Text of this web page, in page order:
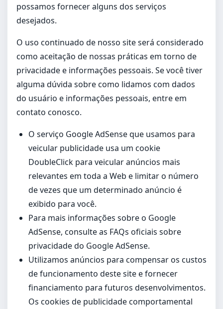
possamos fornecer alguns dos serviços
desejados.
O uso continuado de nosso site será considerado
como aceitação de nossas práticas em torno de
privacidade e informações pessoais. Se você tiver
alguma dúvida sobre como lidamos com dados
do usuário e informações pessoais, entre em
contato conosco.
O serviço Google AdSense que usamos para
veicular publicidade usa um cookie
DoubleClick para veicular anúncios mais
relevantes em toda a Web e limitar o número
de vezes que um determinado anúncio é
exibido para você.
Para mais informações sobre o Google
AdSense, consulte as FAQs oficiais sobre
privacidade do Google AdSense.
Utilizamos anúncios para compensar os custos
de funcionamento deste site e fornecer
financiamento para futuros desenvolvimentos.
Os cookies de publicidade comportamental